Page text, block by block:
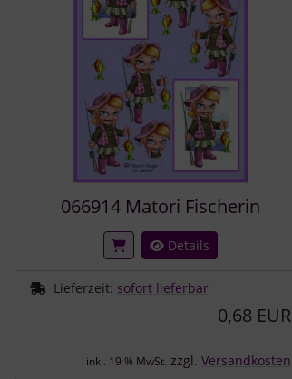
066914 Matori Fischerin
Details
Lieferzeit: sofort lieferbar
0,68 EUR
inkl. 19 % MwSt. zzgl. Versandkosten